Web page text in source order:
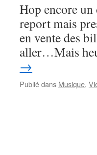
Hop encore
report mais
en vente des
aller…Mais
→
Publié dans Musique,